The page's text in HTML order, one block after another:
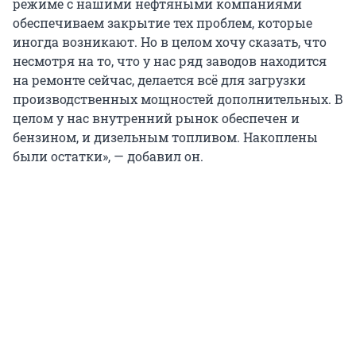
режиме с нашими нефтяными компаниями
обеспечиваем закрытие тех проблем, которые
иногда возникают. Но в целом хочу сказать, что
несмотря на то, что у нас ряд заводов находится
на ремонте сейчас, делается всё для загрузки
производственных мощностей дополнительных. В
целом у нас внутренний рынок обеспечен и
бензином, и дизельным топливом. Накоплены
были остатки», — добавил он.